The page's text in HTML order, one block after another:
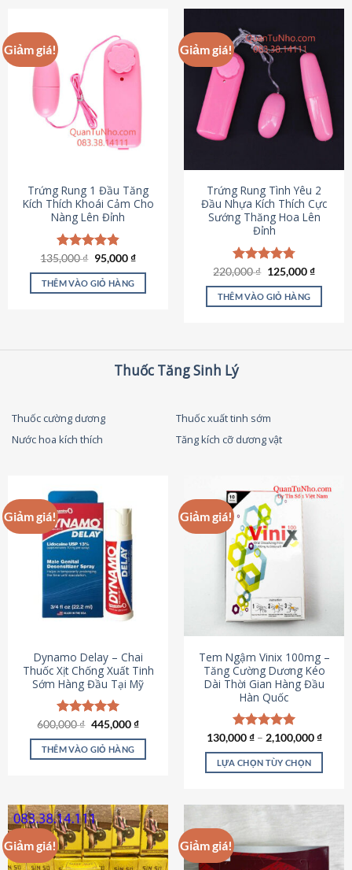
có
nhiều
biến
thể.
Các
tùy
chọn
được
chọn
trên
trang
sản
phẩm
Giảm giá!
Trứng Rung 1 Đầu Tăng
Kích Thích Khoái Cảm Cho
Nàng Lên Đỉnh
Được xếp
hạng4.87
5 sao
135,000₫ Giá
gốc
là:
135,000 ₫.
95,000₫Giá
tại
THÊM VÀO GIỎ HÀNG
Giảm giá!
Trứng Rung Tình Yêu 2
Đầu Nhựa Kích Thích Cực
Sướng Thăng Hoa Lên
Đỉnh
Được xếp
hạng4.79
5 sao
220,000₫ Giá
là:
220,000 ₫.
125,000₫Giá
tại
THÊM VÀO GIỎ HÀNG
Thuốc Tăng Sinh Lý
Thuốc cường dương
Thuốc xuất tinh sớm
Nước hoa kích thích
Tăng kích cỡ dương vật
Giảm giá!
Dynamo Delay – Chai
Thuốc Xịt Chống Xuất Tinh
Sớm Hàng Đầu Tại Mỹ
Được xếp
hạng5.00
5 sao
600,000₫ Giá
là:
600,000 ₫.
445,000₫Giá
tại
THÊM VÀO GIỎ HÀNG
Giảm giá!
Tem Ngậm Vinix 100mg –
Tăng Cường Dương Kéo
Dài Thời Gian Hàng Đầu
Hàn Quốc
Được xếp
hạng5.00
5 sao
130,000₫– 2,100,000₫
LỰA CHỌN TÙY CHỌN
nhiều
biến
Giảm giá! Giảm giá!